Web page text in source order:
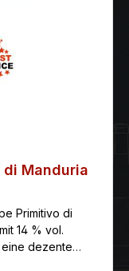
di Manduria
Primitivo di
14 % vol.
eine dezente
Die